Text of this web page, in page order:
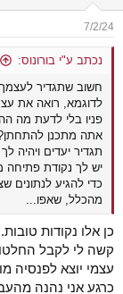
s
:
7/2/24
נכתב ע"י בורונוס:
חשוב שתגדיר
לדוגמא, רואה את
פניו בלי לדעת מה
אתה מתכנן להתחתן?
תגדיר יעדים ויהיה
יש לך נקודת פתיחה
כדי להגיע לנתונים
מהכלל, שאפו...
כן אלו נקודות טובות.
קשה לי לקבל
עצמי יוצא לפנסיה
כרגע אני נהנה